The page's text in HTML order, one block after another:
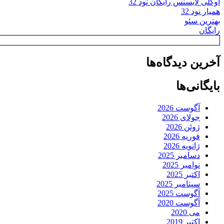
همیار نود 32
بهترین سئو
رایگان
آخرین دیدگاه‌ها
بایگانی‌ها
آگوست 2026
جولای 2026
ژوئن 2026
فوریه 2026
ژانویه 2026
دسامبر 2025
نوامبر 2025
اکتبر 2025
سپتامبر 2025
آگوست 2025
آگوست 2020
می 2020
اکتبر 2019